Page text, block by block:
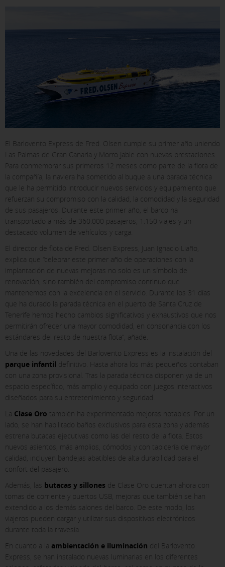
El Barlovento Express de Fred. Olsen cumple su primer año uniendo
Las Palmas de Gran Canaria y Morro Jable con nuevas prestaciones.
Para conmemorar sus primeros 12 meses como parte de la flota de
la compañía, la naviera ha sometido al buque a una parada técnica
que le ha permitido introducir nuevos servicios y equipamiento que
refuerzan su compromiso con la calidad, la comodidad y la seguridad
de sus pasajeros. Durante este primer año, el barco ha
transportado a más de 360.000 pasajeros, 1.150 viajes y un
destacado volumen de vehículos y carga.
El director de flota de Fred. Olsen Express, Juan Ignacio Liaño,
explica que “celebrar este primer año de operaciones con la
implantación de nuevas mejoras no solo es un símbolo de
renovación, sino también del compromiso continuo que
mantenemos con la excelencia en el servicio. Durante los 31 días
que ha durado la parada técnica en el puerto de Santa Cruz de
Tenerife hemos hecho cambios significativos y exhaustivos que nos
permitirán ofrecer una mayor comodidad, en consonancia con los
estándares del resto de nuestra flota”, añade.
Una de las novedades del Barlovento Express es la instalación del
parque infantil definitivo. Hasta ahora los más pequeños contaban
con una zona provisional. Tras la parada técnica disponen ya de un
espacio específico, más amplio y equipado con juegos interactivos
diseñados para su entretenimiento y seguridad.
La Clase Oro también ha experimentado mejoras notables. Por un
lado, se han habilitado baños exclusivos para esta zona y además
estrena butacas ejecutivas como las del resto de la flota. Estos
nuevos asientos, más amplios, cómodos y con tapicería de mayor
calidad, incluyen bandejas abatibles de alta durabilidad para el
confort del pasajero.
Además, las butacas y sillones de Clase Oro cuentan ahora con
tomas de corriente y puertos USB, mejoras que también se han
extendido a los demás salones del barco. De este modo, los
viajeros pueden cargar y utilizar sus dispositivos electrónicos
durante toda la travesía.
En cuanto a la ambientación e iluminación del Barlovento
Express, se han instalado nuevas luminarias en los diferentes
CONFIGURACIÓN DE COOKIES
Cookies necesarias
Estas cookies son necesarias y no se pueden desactivar en
nuestros sistemas. Puedes configurar tu navegador para
bloquear o alertar sobre estas cookies, pero algunas áreas
del sitio no funcionarán. Estas cookies no almacenan